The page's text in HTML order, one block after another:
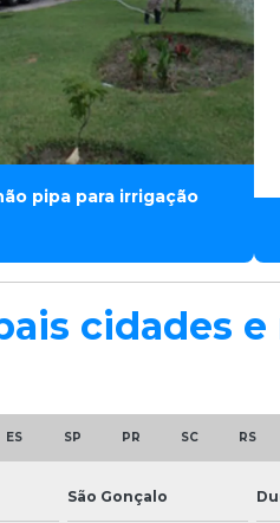
pipa para irrigação
cidades e
ES SP PR SC RS
São Gonçalo